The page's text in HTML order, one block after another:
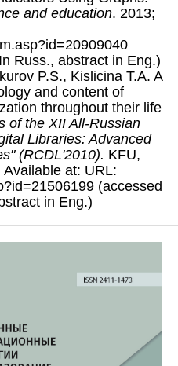
and education. 2013;
Russ., abstract in Eng.)
P.S., Kislicina T.A. A
and content of
throughout their life
of the XII All-Russian
Libraries: Advanced
(RCDL'2010). KFU,
at: URL:
(accessed
in Eng.)